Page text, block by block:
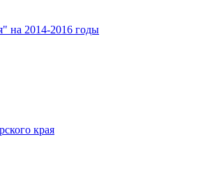
на 2014-2016 годы
края